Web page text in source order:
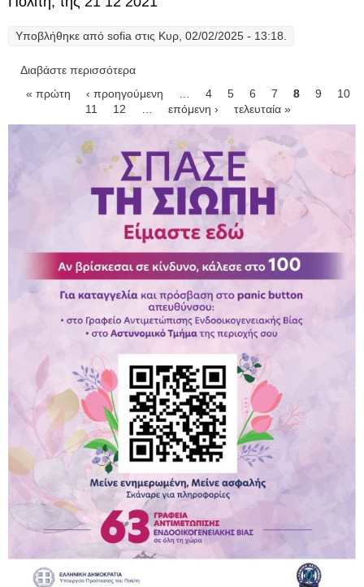
Υποβλήθηκε από sofia στις Κυρ, 02/02/2025 - 13:18.
Διαβάστε περισσότερα
Σελίδες
« πρώτη ‹ προηγούμενη … 4 5 6 7 8 9
10
11
12 … επόμενη › τελευταία »
Παραμένουμε Προσεκτικοί
Καλούμε Άμεσα την Πυροσβεστική στο 199 ή στο 112